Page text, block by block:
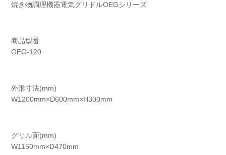
焼き物調理機器電気グリドルOEGシリーズ
商品型番
OEG-120
外形寸法(mm)
W1200mm×D600mm×H300mm
グリル面(mm)
W1150mm×D470mm